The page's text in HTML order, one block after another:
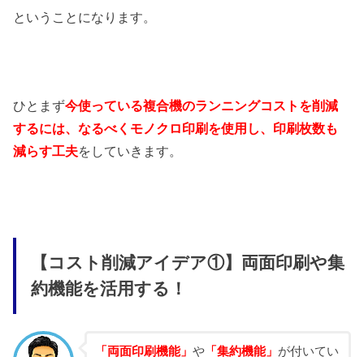
ということになります。
ひとまず今使っている複合機のランニングコストを削減
するには、なるべくモノクロ印刷を使用し、印刷枚数も
減らす工夫をしていきます。
【コスト削減アイデア①】両面印刷や集
約機能を活用する！
「両面印刷機能」や 「集約機能」 が付いてい